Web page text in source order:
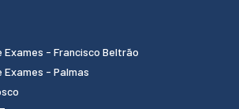
Exames - Francisco Beltrão
Exames - Palmas